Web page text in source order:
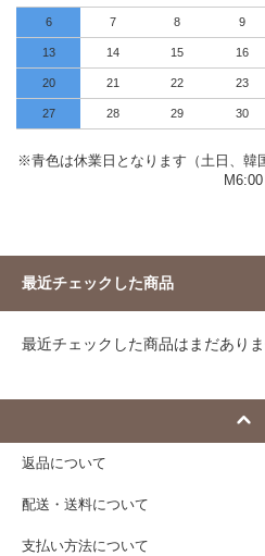
6 7 8 9
13 14 15 16
20 21 22 23
27 28 29 30
※青色は休業日となります（土日、韓
M6:00
最近チェックした商品
最近チェックした商品はまだありま
返品について
配送・送料について
支払い方法について